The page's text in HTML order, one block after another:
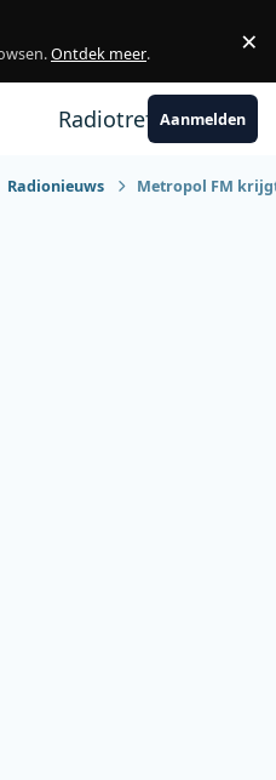
Ontdek meer. ×
RadiotrefpuntAanmelden
Radionieuws Metropol FM